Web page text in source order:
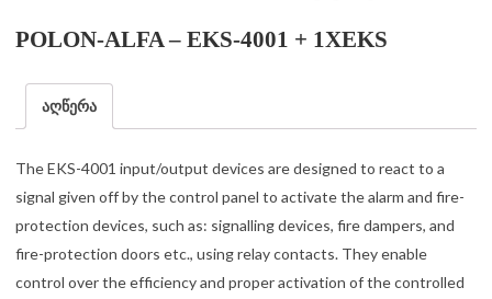
POLON-ALFA – EKS-4001 + 1XEKS
აღწერა
The EKS-4001 input/output devices are designed to react to a
signal given off by the control panel to activate the alarm and fire-
protection devices, such as: signalling devices, fire dampers, and
fire-protection doors etc., using relay contacts. They enable
control over the efficiency and proper activation of the controlled